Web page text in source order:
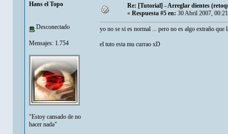
Hans el Topo
Desconectado
Mensajes: 1.754
"Estoy cansado de no
hacer nada"
Re: [Tutorial] - Arreglar dientes
« Respuesta #5 en: 30 Abril 2007,
yo no se si es normal ... pero no es algo extraño
el tuto esta mu currao xD